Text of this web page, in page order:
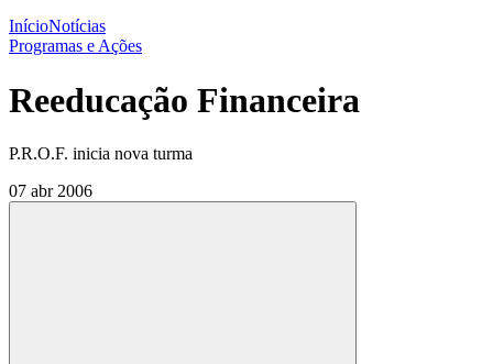
InícioNotícias
Programas e Ações
Reeducação Financeira
P.R.O.F. inicia nova turma
07 abr 2006